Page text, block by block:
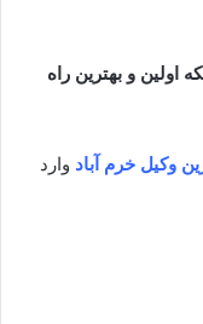
اولین و بهترین راه
وکیل خرم آباد وارد